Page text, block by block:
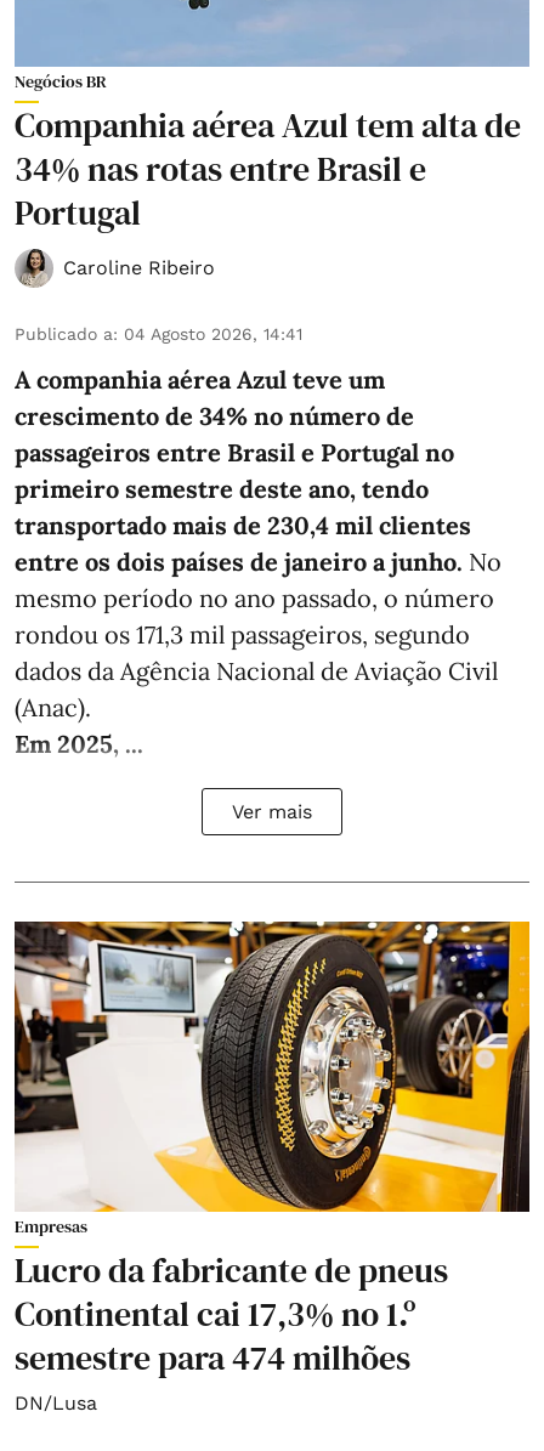
Negócios BR
Companhia aérea Azul tem alta de
34% nas rotas entre Brasil e
Portugal
Caroline Ribeiro
Publicado a: 04 Agosto 2026, 14:41
A companhia aérea Azul teve um
crescimento de 34% no número de
passageiros entre Brasil e Portugal no
primeiro semestre deste ano, tendo
transportado mais de 230,4 mil clientes
entre os dois países de janeiro a junho. No
mesmo período no ano passado, o número
rondou os 171,3 mil passageiros, segundo
dados da Agência Nacional de Aviação Civil
(Anac).
Em 2025, ...
Ver mais
Empresas
Lucro da fabricante de pneus
Continental cai 17,3% no 1.º
semestre para 474 milhões
DN/Lusa